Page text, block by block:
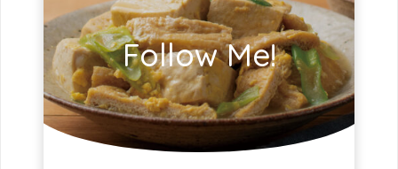
Follow Me!